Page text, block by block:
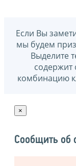
Если Вы
мы будем
Выделите
содержит
комбинацию
×
Сообщить об